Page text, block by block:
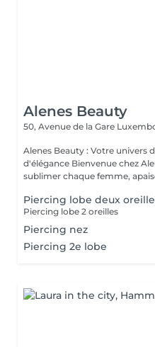
Alenes Beauty
50, Avenue de la Gare
Alenes Beauty : Votre univers
d'élégance Bienvenue chez Alenes Beauty, un lieu pensé pour
sublimer chaque femme,
Piercing lobe deux
Piercing lobe 2 oreilles
Piercing nez
Piercing 2e lobe